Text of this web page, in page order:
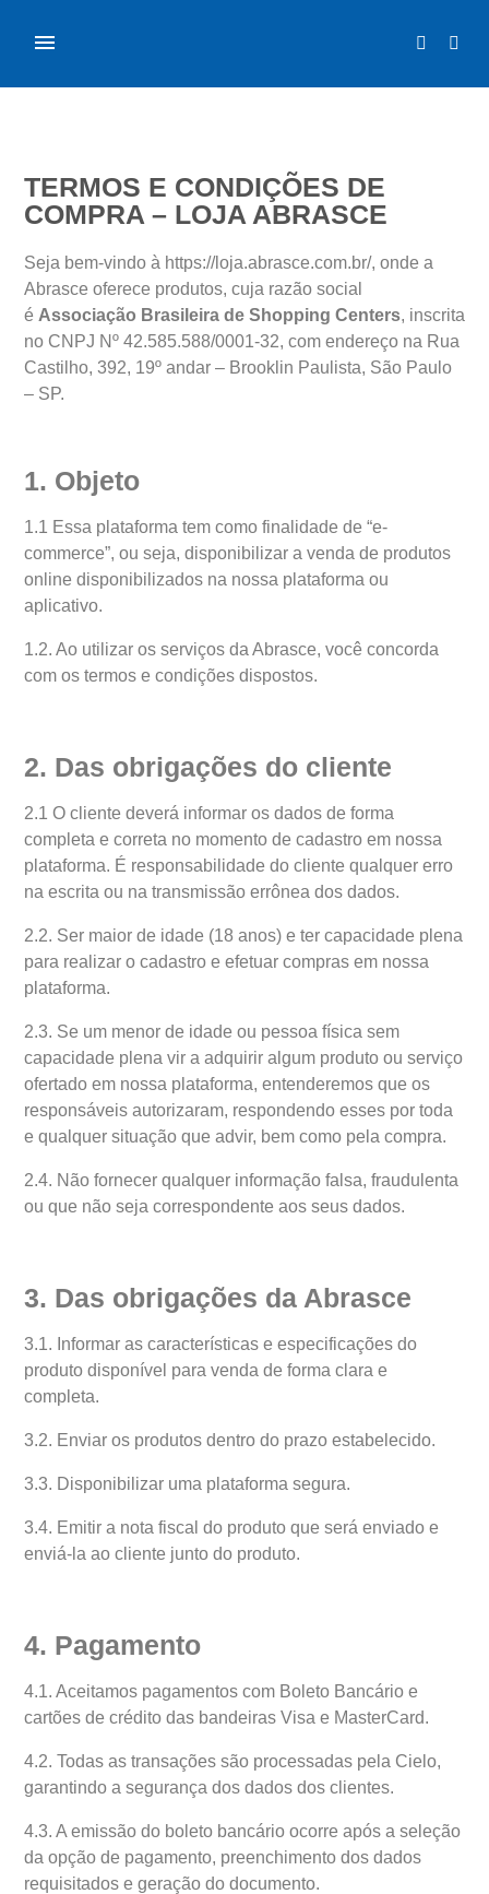
TERMOS E CONDIÇÕES DE
COMPRA – LOJA ABRASCE
Seja bem-vindo à https://loja.abrasce.com.br/, onde a
Abrasce oferece produtos, cuja razão social
é Associação Brasileira de Shopping Centers, inscrita
no CNPJ Nº 42.585.588/0001-32, com endereço na Rua
Castilho, 392, 19º andar – Brooklin Paulista, São Paulo
– SP.
1. Objeto
1.1 Essa plataforma tem como finalidade de “e-
commerce”, ou seja, disponibilizar a venda de produtos
online disponibilizados na nossa plataforma ou
aplicativo.
1.2. Ao utilizar os serviços da Abrasce, você concorda
com os termos e condições dispostos.
2. Das obrigações do cliente
2.1 O cliente deverá informar os dados de forma
completa e correta no momento de cadastro em nossa
plataforma. É responsabilidade do cliente qualquer erro
na escrita ou na transmissão errônea dos dados.
2.2. Ser maior de idade (18 anos) e ter capacidade plena
para realizar o cadastro e efetuar compras em nossa
plataforma.
2.3. Se um menor de idade ou pessoa física sem
capacidade plena vir a adquirir algum produto ou serviço
ofertado em nossa plataforma, entenderemos que os
responsáveis autorizaram, respondendo esses por toda
e qualquer situação que advir, bem como pela compra.
2.4. Não fornecer qualquer informação falsa, fraudulenta
ou que não seja correspondente aos seus dados.
3. Das obrigações da Abrasce
3.1. Informar as características e especificações do
produto disponível para venda de forma clara e
completa.
3.2. Enviar os produtos dentro do prazo estabelecido.
3.3. Disponibilizar uma plataforma segura.
3.4. Emitir a nota fiscal do produto que será enviado e
enviá-la ao cliente junto do produto.
4. Pagamento
4.1. Aceitamos pagamentos com Boleto Bancário e
cartões de crédito das bandeiras Visa e MasterCard.
4.2. Todas as transações são processadas pela Cielo,
garantindo a segurança dos dados dos clientes.
4.3. A emissão do boleto bancário ocorre após a seleção
da opção de pagamento, preenchimento dos dados
requisitados e geração do documento.